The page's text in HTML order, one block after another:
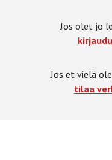
Jos olet jo
Jos et vielä
tilaa